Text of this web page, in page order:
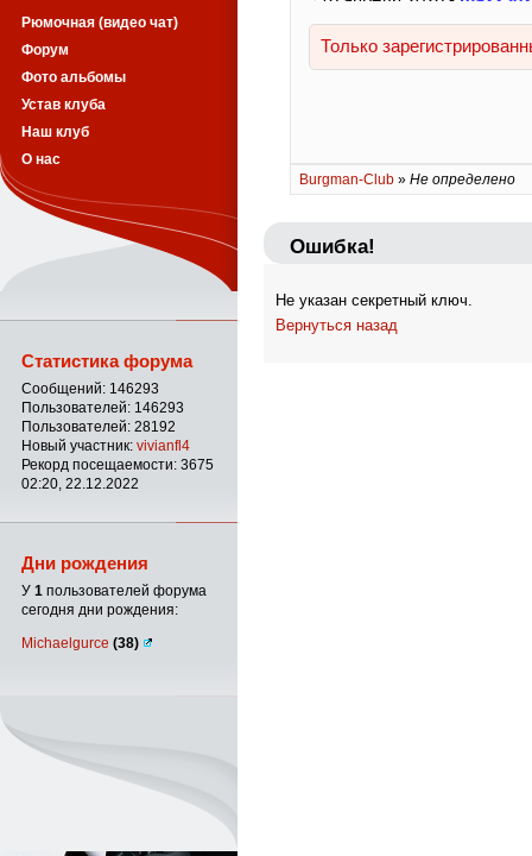
Burgman-Club » Не определено
Ошибка!
Не указан секретный ключ.
Вернуться назад
Рюмочная (видео чат)
Форум
Фото альбомы
Устав клуба
Наш клуб
О нас
Статистика форума
Сообщений: 146293
Пользователей: 146293
Пользователей: 28192
Новый участник: vivianfl4
Рекорд посещаемости: 3675
02:20, 22.12.2022
Дни рождения
У 1 пользователей форума
сегодня дни рождения:
Michaelgurce (38)